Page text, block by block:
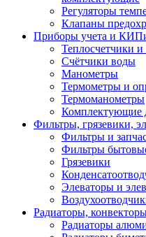
Регуляторы
Клапаны
Приборы учета и
Теплосчетчики
Счётчики воды
Манометры
Термометры и
Термоманометры
Фильтры, грязевики,
Фильтры и
Фильтры
Грязевики
Элеваторы и
Радиаторы,
Радиаторы